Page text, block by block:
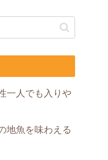
一人でも入りや
地魚を味わえる